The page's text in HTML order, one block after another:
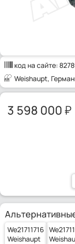
код на сайте:
Weishaupt,
3 598 000
We21711716
Weishaupt